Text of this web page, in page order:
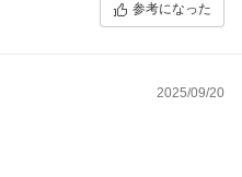
をお届けできるよう、努力してま
参考になった
2025/09/20